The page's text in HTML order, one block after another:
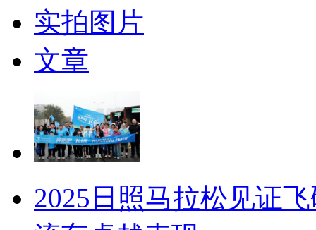
实拍图片
文章
2025日照马拉松见证